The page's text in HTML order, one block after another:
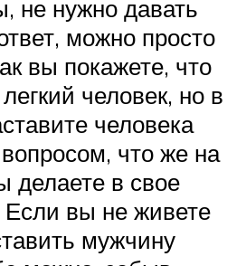
не нужно давать
можно просто
вы покажете, что
человек, но в
человека
что же на
делаете в свое
Если вы не живете
мужчину